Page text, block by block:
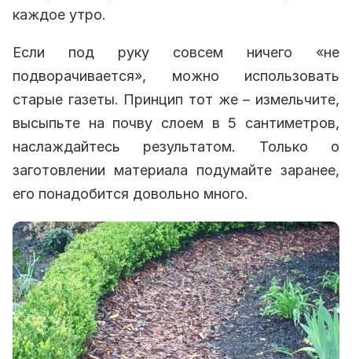
каждое утро.
Если под руку совсем ничего «не
подворачивается», можно использовать
старые газеты. Принцип тот же – измельчите,
высыпьте на почву слоем в 5 сантиметров,
наслаждайтесь результатом. Только о
заготовлении материала подумайте заранее,
его понадобится довольно много.